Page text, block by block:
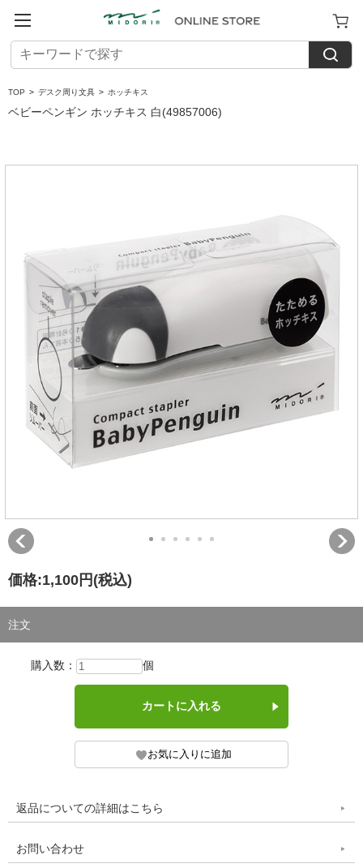
TOP > デスク周り文具 > ホッチキス
ベビーペンギン ホッチキス 白(49857006)
価格:1,100円 (税込)
注文
購入数： 個
返品についての詳細はこちら
お問い合わせ